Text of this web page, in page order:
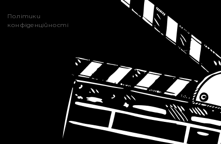
Політики
конфіденційності